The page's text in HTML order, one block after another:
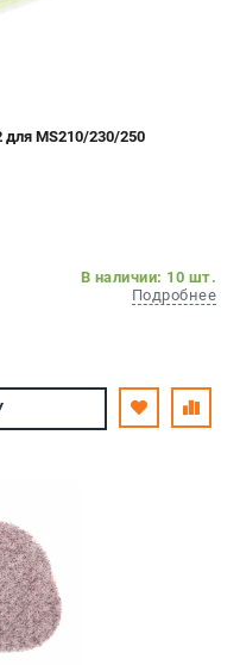
MS210/230/250
В наличии: 10 шт.
Подробнее